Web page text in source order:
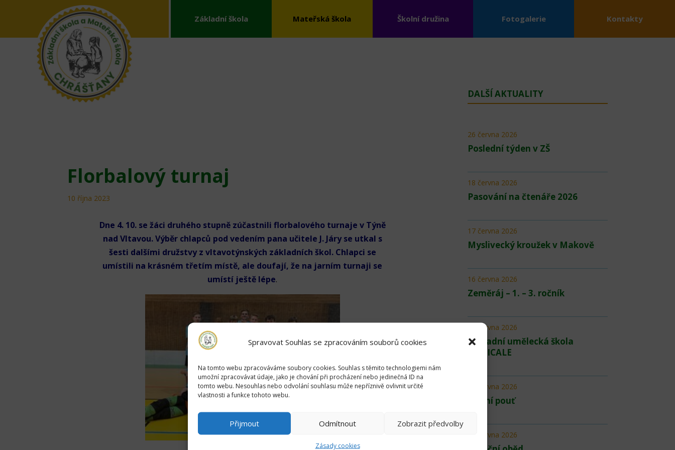
Spravovat Souhlas se zpracováním souborů cookies
Na tomto webu zpracováváme soubory cookies. Souhlas s těmito technologiemi nám
umožní zpracovávat údaje, jako je chování při procházení nebo jedinečná ID na
tomto webu. Nesouhlas nebo odvolání souhlasu může nepříznivě ovlivnit určité
vlastnosti a funkce tohoto webu.
Přijmout Odmítnout Zobrazit předvolby
Zásady cookies
Kontakty
Fotogalerie
Školní družina
Mateřská škola
Základní škola
Florbalový turnaj
10 října 2023
Dne 4. 10. se žáci druhého stupně zúčastnili florbalového turnaje v Týně
nad Vltavou. Výběr chlapců pod vedením pana učitele J. Járy se utkal s
šesti dalšími družstvy z vltavotýnských základních škol. Chlapci se
umístili na krásném třetím místě, ale doufají, že na jarním turnaji se
umístí ještě lépe.
DALŠÍ AKTUALITY
Poslední týden v ZŠ
26 června 2026
Pasování na čtenáře 2026
18 června 2026
Myslivecký kroužek v Makově
17 června 2026
Zeměráj – 1. – 3. ročník
16 června 2026
Základní umělecká škola
MUSICALE
12 června 2026
Školní pouť
12 června 2026
06 června 2026